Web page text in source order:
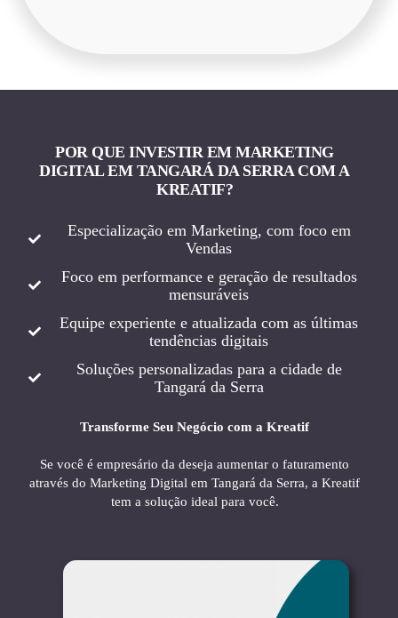
POR QUE INVESTIR EM MARKETING
DIGITAL EM TANGARÁ DA SERRA COM A
KREATIF?
Especialização em Marketing, com foco em
Vendas
Foco em performance e geração de resultados
mensuráveis
Equipe experiente e atualizada com as últimas
tendências digitais
Soluções personalizadas para a cidade de
Tangará da Serra
Transforme Seu Negócio com a Kreatif
Se você é empresário da deseja aumentar o faturamento
através do Marketing Digital em Tangará da Serra, a Kreatif
tem a solução ideal para você.